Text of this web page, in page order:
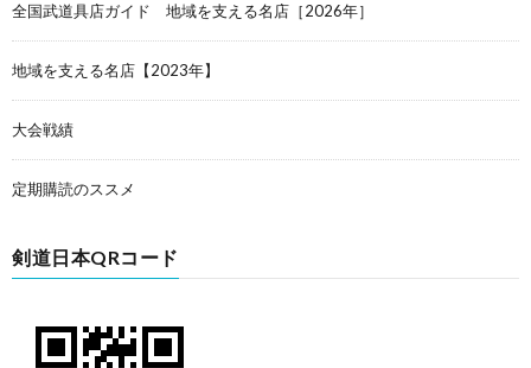
全国武道具店ガイド 地域を支える名店［2026年］
地域を支える名店【2023年】
大会戦績
定期購読のススメ
剣道日本QRコード